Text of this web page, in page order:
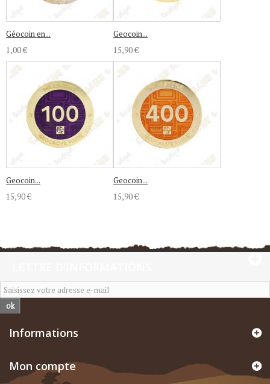
Géocoin en...
1,00 €
Geocoin...
15,90 €
Geocoin...
15,90 €
Geocoin...
15,90 €
ok
Informations
Mon compte